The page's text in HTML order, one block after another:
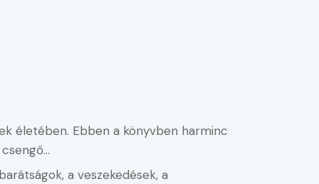
életében. Ebben a könyvben harminc
a veszekedések, a